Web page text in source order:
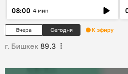
08:00 4 мин
Вчера Сегодня К эфиру
г. Бишкек 89.3